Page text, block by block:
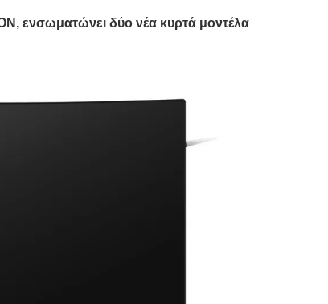
ενσωματώνει δύο νέα κυρτά μοντέλα